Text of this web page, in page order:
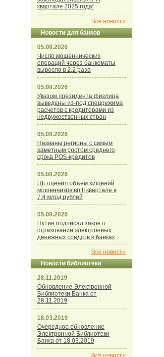
квартале 2025 года"
Все новости
Новости для банков
05.08.2026
Число мошеннических
операций через банкоматы
выросло в 2,2 раза
05.08.2026
Указом президента физлица
выведены из-под спецрежима
расчетов с кредиторами из
недружественных стран
05.08.2026
Названы регионы с самым
заметным ростом среднего
срока POS-кредитов
05.08.2026
ЦБ оценил объем хищений
мошенников во II квартале в
7,4 млрд рублей
05.08.2026
Путин подписал закон о
страховании электронных
денежных средств в банках
Все новости
Новости библиотеки
28.11.2019
Обновление Электронной
Библиотеки Банка от
28.11.2019
18.03.2019
Очередное обновление
Электронной Библиотеки
Банка от 18.03.2019
Все новости